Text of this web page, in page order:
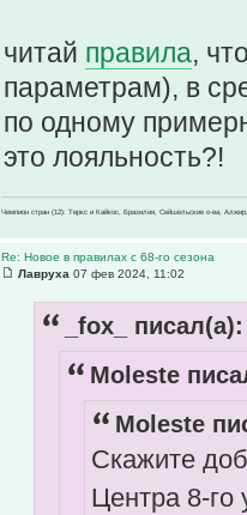
читай правила,
параметрам), в
по одному
это лояльность?!
Чемпион стран (12): Теркс и Кайкос, Бразилия, Сейшельские о-ва,
Re: Новое в правилах с 68-го сезона
Лавруха 07 фев 2024, 11:02
_fox_ писал(а):
Moleste
Moleste
Скажите
Центра 8-го